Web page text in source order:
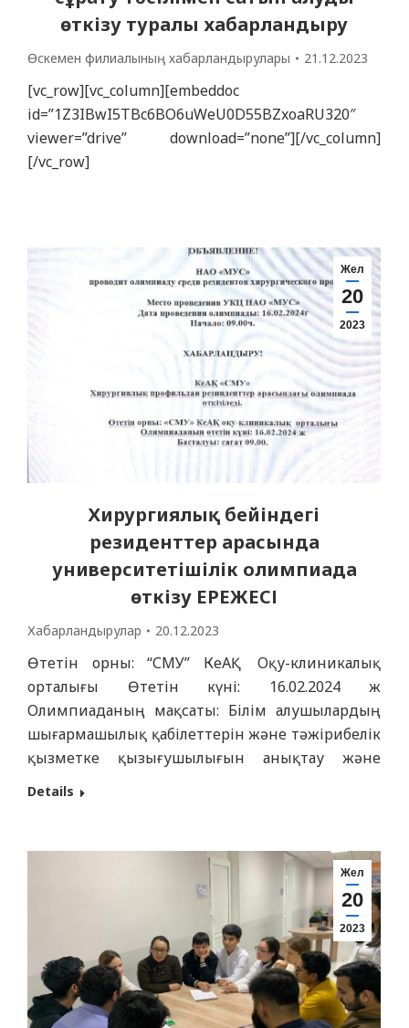
ақпаратты жариялайды: «Семей медицина
университеті» КеАҚ Павлодар филиалының
дербестендірілген…
өткізу туралы хабарландыру
Өскемен филиалының хабарландырулары 21.12.2023
[vc_row][vc_column][embeddoc
id=”1Z3IBwI5TBc6BO6uWeU0D55BZxoaRU320″
viewer=”drive” download=”none”][/vc_column]
[/vc_row]
Жел
20
2023
Хирургиялық бейіндегі
резиденттер арасында
университетішілік олимпиада
өткізу ЕРЕЖЕСІ
Хабарландырулар 20.12.2023
Өтетін орны: “СМУ” КеАҚ Оқу-клиникалық
орталығы Өтетін күні: 16.02.2024 ж
Олимпиаданың мақсаты: Білім алушылардың
шығармашылық қабілеттерін және тәжірибелік
қызметке қызығушылығын анықтау және
дамыту, дарынды жастарды қолдау үшін
білім мен инновациялық технологияларды
жастар арасында тарату және насихаттау.
Олимпиаданың міндеттері: – бітіруші
мамандардың кәсіптік қызметке
дайындығының жалпы деңгейін…
Details
Жел
20
2023